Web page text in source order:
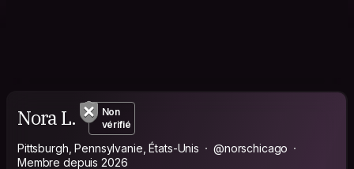
Nora L.
Non
vérifié
Pittsburgh, Pennsylvanie, États-Unis
@norschicago
Membre depuis 2026